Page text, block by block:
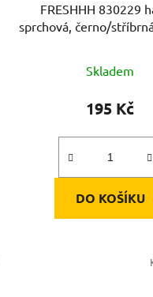
FRESHHH 830229
sprchová, černo/
Skladem
195 Kč
DO KOŠÍKU